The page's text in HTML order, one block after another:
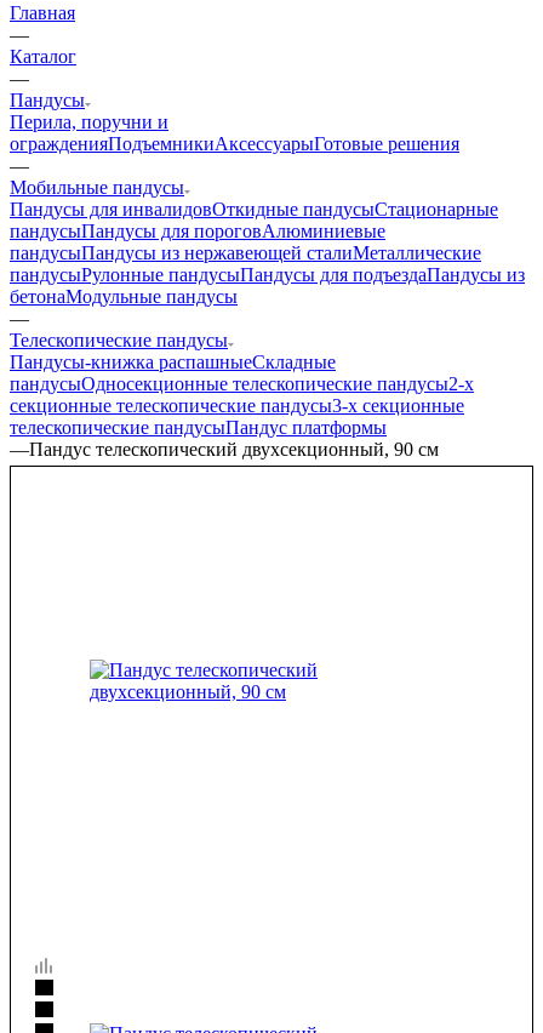
Главная
—
Каталог
—
Пандусы
Перила, поручни и
огражденияПодъемникиАксессуарыГотовые решения
—
Мобильные пандусы
Пандусы для инвалидовОткидные пандусыСтационарные
пандусыПандусы для пороговАлюминиевые
пандусыПандусы из нержавеющей сталиМеталлические
пандусыРулонные пандусыПандусы для подъездаПандусы из
бетонаМодульные пандусы
—
Телескопические пандусы
Пандусы-книжка распашныеСкладные
пандусыОдносекционные телескопические пандусы2-х
секционные телескопические пандусы3-х секционные
телескопические пандусыПандус платформы
—Пандус телескопический двухсекционный, 90 см